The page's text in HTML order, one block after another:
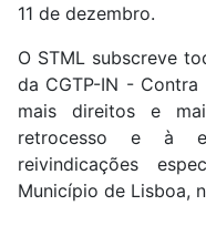
11 de dezembro.
O STML subscreve
da CGTP-IN -
mais direitos e
retrocesso e à
reivindicações
Município de Lisboa,